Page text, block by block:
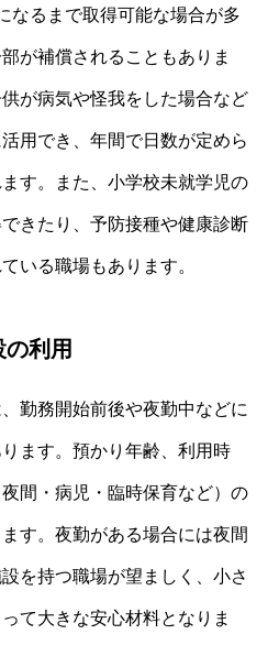
なるまで取得可能な場合が多
が補償されることもありま
が病気や怪我をした場合など
用でき、年間で日数が定めら
す。また、小学校未就学児の
きたり、予防接種や健康診断
いる職場もあります。
利用
勤務開始前後や夜勤中などに
ます。預かり年齢、利用時
間・病児・臨時保育など）の
す。夜勤がある場合には夜間
を持つ職場が望ましく、小さ
て大きな安心材料となりま